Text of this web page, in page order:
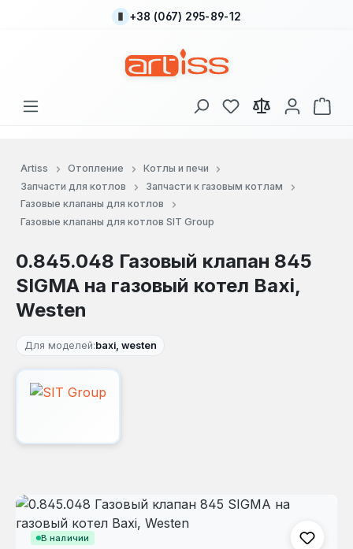
Перейти к основному содержанию
+38 (067) 295-89-12
У вас есть товары
В
Artiss Отопление
Котлы и печи
Запчасти для котлов
Запчасти к газовым котлам
Газовые клапаны для котлов
Газовые клапаны для котлов SIT Group
0.845.048 Газовый клапан 845
SIGMA на газовый котел Baxi,
Westen
Для моделей:baxi, westen
В наличии
Пропустить галерею изображений